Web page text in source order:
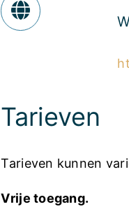
Tarieven
Tarieven kunnen
Vrije toegang.